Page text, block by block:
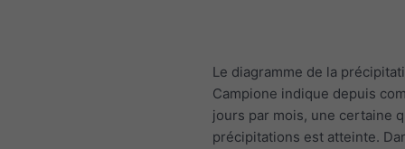
Le diagramme de la
Campione indique depuis
jours par mois, une certaine
précipitations est atteinte.